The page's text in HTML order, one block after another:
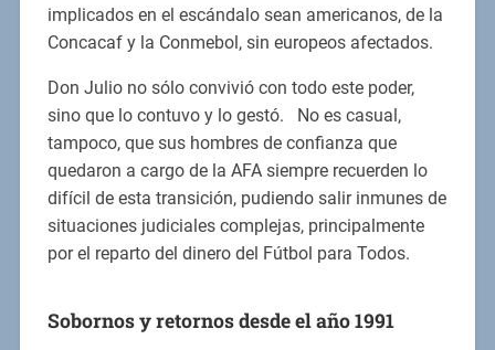
implicados en el escándalo sean americanos, de la
Concacaf y la Conmebol, sin europeos afectados.
Don Julio no sólo convivió con todo este poder,
sino que lo contuvo y lo gestó. No es casual,
tampoco, que sus hombres de confianza que
quedaron a cargo de la AFA siempre recuerden lo
difícil de esta transición, pudiendo salir inmunes de
situaciones judiciales complejas, principalmente
por el reparto del dinero del Fútbol para Todos.
Sobornos y retornos desde el año 1991